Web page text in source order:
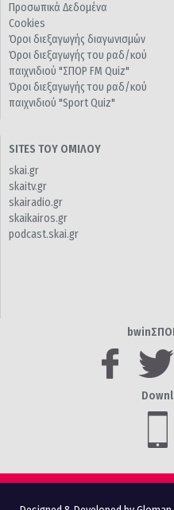
Προσωπικά Δεδομένα
Cookies
Όροι διεξαγωγής διαγωνισμών
Όροι διεξαγωγής του ραδ/κού
παιχνιδιού "ΣΠΟΡ FM Quiz"
Όροι διεξαγωγής του ραδ/κού
παιχνιδιού "Sport Quiz"
SITES ΤΟΥ ΟΜΙΛΟΥ
skai.gr
skaitv.gr
skairadio.gr
skaikairos.gr
podcast.skai.gr